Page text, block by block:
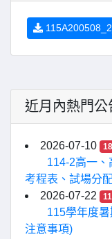
近月內熱門公
2026-07-10
114-2高一
考程表、試場分
2026-07-22
115學年度
注意事項)